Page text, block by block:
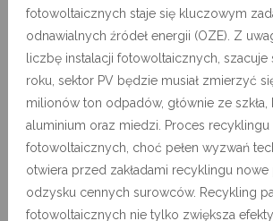
fotowoltaicznych staje się kluczowym
odnawialnych źródeł energii (OZE). Z
liczbę instalacji fotowoltaicznych, szacuje
roku, sektor PV będzie musiał zmierzyć
milionów ton odpadów, głównie ze szkła,
aluminium oraz miedzi. Proces recyklingu
fotowoltaicznych, choć pełen wyzwań
otwiera przed zakładami recyklingu
odzysku cennych surowców. Recykling
fotowoltaicznych nie tylko zwiększa